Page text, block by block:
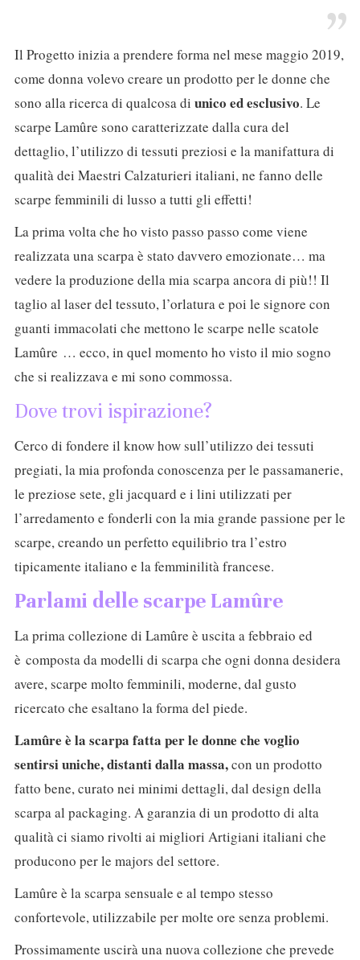
Il Progetto inizia a prendere forma nel mese maggio 2019,
come donna volevo creare un prodotto per le donne che
sono alla ricerca di qualcosa di unico ed esclusivo. Le
scarpe Lamûre sono caratterizzate dalla cura del
dettaglio, l’utilizzo di tessuti preziosi e la manifattura di
qualità dei Maestri Calzaturieri italiani, ne fanno delle
scarpe femminili di lusso a tutti gli effetti!
La prima volta che ho visto passo passo come viene
realizzata una scarpa è stato davvero emozionate… ma
vedere la produzione della mia scarpa ancora di più!! Il
taglio al laser del tessuto, l’orlatura e poi le signore con
guanti immacolati che mettono le scarpe nelle scatole
Lamûre … ecco, in quel momento ho visto il mio sogno
che si realizzava e mi sono commossa.
Dove trovi ispirazione?
Cerco di fondere il know how sull’utilizzo dei tessuti
pregiati, la mia profonda conoscenza per le passamanerie,
le preziose sete, gli jacquard e i lini utilizzati per
l’arredamento e fonderli con la mia grande passione per le
scarpe, creando un perfetto equilibrio tra l’estro
tipicamente italiano e la femminilità francese.
Parlami delle scarpe Lamûre
La prima collezione di Lamûre è uscita a febbraio ed
è composta da modelli di scarpa che ogni donna desidera
avere, scarpe molto femminili, moderne, dal gusto
ricercato che esaltano la forma del piede.
Lamûre è la scarpa fatta per le donne che voglio
sentirsi uniche, distanti dalla massa,con un prodotto
fatto bene, curato nei minimi dettagli, dal design della
scarpa al packaging. A garanzia di un prodotto di alta
qualità ci siamo rivolti ai migliori Artigiani italiani che
producono per le majors del settore.
Lamûre è la scarpa sensuale e al tempo stesso
confortevole, utilizzabile per molte ore senza problemi.
Prossimamente uscirà una nuova collezione che prevede